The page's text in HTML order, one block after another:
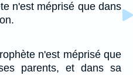
n'est méprisé que dans
n'est méprisé que
parents, et dans sa